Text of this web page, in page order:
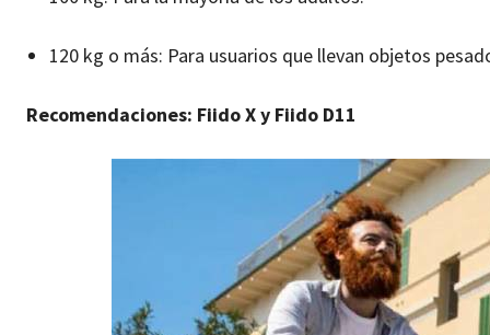
120 kg o más: Para usuarios que llevan objetos
Recomendaciones: Fiido X y Fiido D11